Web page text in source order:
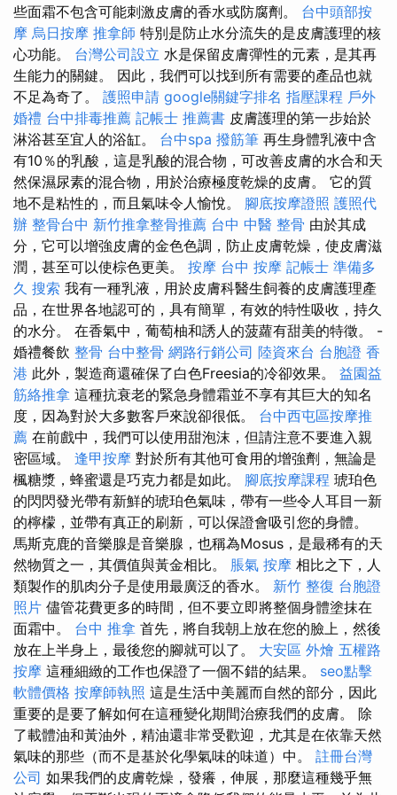
些面霜不包含可能刺激皮膚的香水或防腐劑。 台中頭部按
摩 烏日按摩 推拿師 特別是防止水分流失的是皮膚護理的核
心功能。 台灣公司設立 水是保留皮膚彈性的元素，是其再
生能力的關鍵。 因此，我們可以找到所有需要的產品也就
不足為奇了。 護照申請 google關鍵字排名 指壓課程 戶外
婚禮 台中排毒推薦 記帳士 推薦書 皮膚護理的第一步始於
淋浴甚至宜人的浴缸。 台中spa 撥筋筆 再生身體乳液中含
有10％的乳酸，這是乳酸的混合物，可改善皮膚的水合和天
然保濕尿素的混合物，用於治療極度乾燥的皮膚。 它的質
地不是粘性的，而且氣味令人愉悅。 腳底按摩證照 護照代
辦 整骨台中 新竹推拿整骨推薦 台中 中醫 整骨 由於其成
分，它可以增強皮膚的金色色調，防止皮膚乾燥，使皮膚滋
潤，甚至可以使棕色更美。 按摩 台中 按摩 記帳士 準備多
久 搜索 我有一種乳液，用於皮膚科醫生飼養的皮膚護理產
品，在世界各地認可的，具有簡單，有效的特性吸收，持久
的水分。 在香氣中，葡萄柚和誘人的菠蘿有甜美的特徵。 -
婚禮餐飲 整骨 台中整骨 網路行銷公司 陸資來台 台胞證 香
港 此外，製造商還確保了白色Freesia的冷卻效果。 益園益
筋絡推拿 這種抗衰老的緊急身體霜並不享有其巨大的知名
度，因為對於大多數客戶來說卻很低。 台中西屯區按摩推
薦 在前戲中，我們可以使用甜泡沫，但請注意不要進入親
密區域。 逢甲按摩 對於所有其他可食用的增強劑，無論是
楓糖漿，蜂蜜還是巧克力都是如此。 腳底按摩課程 琥珀色
的閃閃發光帶有新鮮的琥珀色氣味，帶有一些令人耳目一新
的檸檬，並帶有真正的刷新，可以保證會吸引您的身體。
馬斯克鹿的音樂腺是音樂腺，也稱為Mosus，是最稀有的天
然物質之一，其價值與黃金相比。 脹氣 按摩 相比之下，人
類製作的肌肉分子是使用最廣泛的香水。 新竹 整復 台胞證
照片 儘管花費更多的時間，但不要立即將整個身體塗抹在
面霜中。 台中 推拿 首先，將自我朝上放在您的臉上，然後
放在上半身上，最後您的腳就可以了。 大安區 外燴 五權路
按摩 這種細緻的工作也保證了一個不錯的結果。 seo點擊
軟體價格 按摩師執照 這是生活中美麗而自然的部分，因此
重要的是要了解如何在這種變化期間治療我們的皮膚。 除
了載體油和黃油外，精油還非常受歡迎，尤其是在依靠天然
氣味的那些（而不是基於化學氣味的味道）中。 註冊台灣
公司 如果我們的皮膚乾燥，發癢，伸展，那麼這種幾乎無